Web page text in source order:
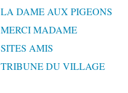
LA DAME AUX PIGEONS
MERCI MADAME
SITES AMIS
TRIBUNE DU VILLAGE